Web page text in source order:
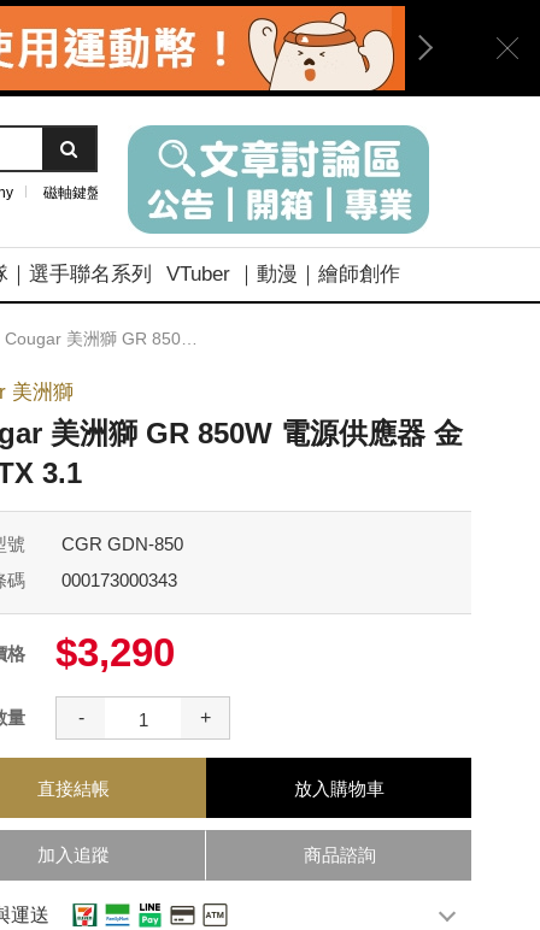
磁軸鍵盤
｜選手聯名系列 VTuber ｜動漫｜繪師創作
Cougar 美洲獅 GR 850W 電源供應器 金牌 ATX 3.1
美洲獅
美洲獅 GR 850W 電源供應器 金
3.1
號
CGR GDN-850
碼
000173000343
格 $3,290
量 - +
直接結帳 放入購物車
加入追蹤 商品諮詢
運送